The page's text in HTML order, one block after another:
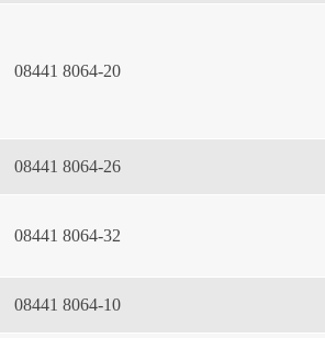
08441 8064-20
08441 8064-26
08441 8064-32
08441 8064-10